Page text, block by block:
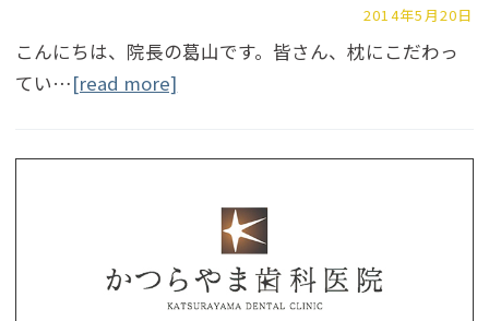
2014年5月20日
こんにちは、院長の葛山です。皆さん、枕にこだわっ
てい…[read more]